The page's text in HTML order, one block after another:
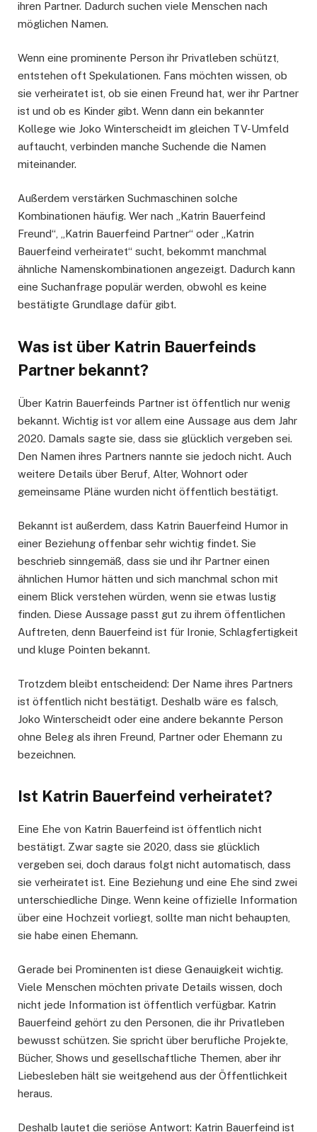
ihren Partner. Dadurch suchen viele Menschen nach
möglichen Namen.
Wenn eine prominente Person ihr Privatleben schützt,
entstehen oft Spekulationen. Fans möchten wissen, ob
sie verheiratet ist, ob sie einen Freund hat, wer ihr Partner
ist und ob es Kinder gibt. Wenn dann ein bekannter
Kollege wie Joko Winterscheidt im gleichen TV-Umfeld
auftaucht, verbinden manche Suchende die Namen
miteinander.
Außerdem verstärken Suchmaschinen solche
Kombinationen häufig. Wer nach „Katrin Bauerfeind
Freund“, „Katrin Bauerfeind Partner“ oder „Katrin
Bauerfeind verheiratet“ sucht, bekommt manchmal
ähnliche Namenskombinationen angezeigt. Dadurch kann
eine Suchanfrage populär werden, obwohl es keine
bestätigte Grundlage dafür gibt.
Was ist über Katrin Bauerfeinds
Partner bekannt?
Über Katrin Bauerfeinds Partner ist öffentlich nur wenig
bekannt. Wichtig ist vor allem eine Aussage aus dem Jahr
2020. Damals sagte sie, dass sie glücklich vergeben sei.
Den Namen ihres Partners nannte sie jedoch nicht. Auch
weitere Details über Beruf, Alter, Wohnort oder
gemeinsame Pläne wurden nicht öffentlich bestätigt.
Bekannt ist außerdem, dass Katrin Bauerfeind Humor in
einer Beziehung offenbar sehr wichtig findet. Sie
beschrieb sinngemäß, dass sie und ihr Partner einen
ähnlichen Humor hätten und sich manchmal schon mit
einem Blick verstehen würden, wenn sie etwas lustig
finden. Diese Aussage passt gut zu ihrem öffentlichen
Auftreten, denn Bauerfeind ist für Ironie, Schlagfertigkeit
und kluge Pointen bekannt.
Trotzdem bleibt entscheidend: Der Name ihres Partners
ist öffentlich nicht bestätigt. Deshalb wäre es falsch,
Joko Winterscheidt oder eine andere bekannte Person
ohne Beleg als ihren Freund, Partner oder Ehemann zu
bezeichnen.
Ist Katrin Bauerfeind verheiratet?
Eine Ehe von Katrin Bauerfeind ist öffentlich nicht
bestätigt. Zwar sagte sie 2020, dass sie glücklich
vergeben sei, doch daraus folgt nicht automatisch, dass
sie verheiratet ist. Eine Beziehung und eine Ehe sind zwei
unterschiedliche Dinge. Wenn keine offizielle Information
über eine Hochzeit vorliegt, sollte man nicht behaupten,
sie habe einen Ehemann.
Gerade bei Prominenten ist diese Genauigkeit wichtig.
Viele Menschen möchten private Details wissen, doch
nicht jede Information ist öffentlich verfügbar. Katrin
Bauerfeind gehört zu den Personen, die ihr Privatleben
bewusst schützen. Sie spricht über berufliche Projekte,
Bücher, Shows und gesellschaftliche Themen, aber ihr
Liebesleben hält sie weitgehend aus der Öffentlichkeit
heraus.
Deshalb lautet die seriöse Antwort: Katrin Bauerfeind ist